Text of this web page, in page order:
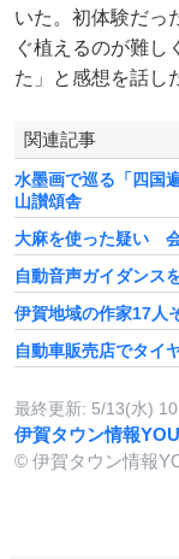
いた。初体験だっ
ぐ植えるのが難し
た」と感想を話し
関連記事
水墨画で巡る「四国
山讃頌舎
大麻を使った疑い
自動音声ガイダン
伊賀地域の作家17
自動車販売店でタ
最終更新: 5/13(水)
伊賀タウン情報YOU
© 伊賀タウン情報